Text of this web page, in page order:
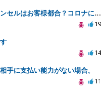
結婚式・イベント業｜キャンセルはお客様都合？コロナによる結婚式キャンセルのトラブル対処（編集部投稿）
19
14
手に支払い能力がない場合。
11